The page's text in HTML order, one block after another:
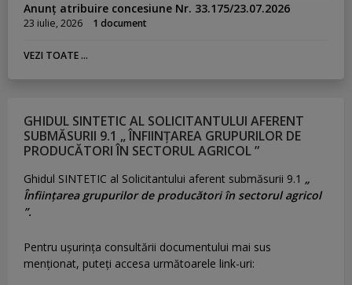
Anunț atribuire concesiune Nr. 33.175/23.07.2026
23 iulie, 2026 1 document
VEZI TOATE ...
GHIDUL SINTETIC AL SOLICITANTULUI AFERENT
SUBMĂSURII 9.1 „ ÎNFIINȚAREA GRUPURILOR DE
PRODUCĂTORI ÎN SECTORUL AGRICOL ”
Ghidul SINTETIC al Solicitantului aferent submăsurii 9.1 „
Înființarea grupurilor de producători în sectorul agricol
”.
Pentru uşurinţa consultării documentului mai sus
menţionat, puteţi accesa următoarele link-uri: